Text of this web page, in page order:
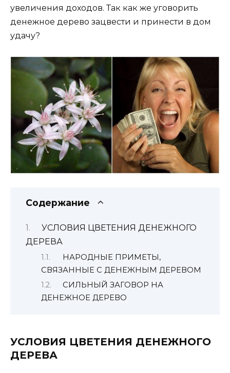
увеличения доходов. Так как же уговорить
денежное дерево зацвести и принести в дом
удачу?
Содержание
УСЛОВИЯ ЦВЕТЕНИЯ ДЕНЕЖНОГО
ДЕРЕВА
НАРОДНЫЕ ПРИМЕТЫ,
СВЯЗАННЫЕ С ДЕНЕЖНЫМ ДЕРЕВОМ
СИЛЬНЫЙ ЗАГОВОР НА
ДЕНЕЖНОЕ ДЕРЕВО
УСЛОВИЯ ЦВЕТЕНИЯ ДЕНЕЖНОГО
ДЕРЕВА